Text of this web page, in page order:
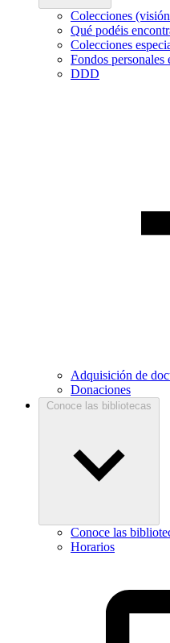
Colecciones
Qué podéis
Colecciones
Fondos personales
DDD
Adquisición de
Donaciones
Conoce las bibliotecas
Conoce las
Horarios